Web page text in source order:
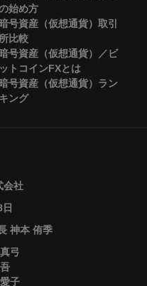
始め方
号資産（仮想通貨）取引
所比較
号資産（仮想通貨）／ビ
ットコインFXとは
号資産（仮想通貨）ラン
キング
会社
神本 侑季
弓
子